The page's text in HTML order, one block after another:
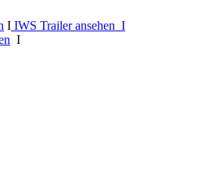
I IWS Trailer ansehen I
I